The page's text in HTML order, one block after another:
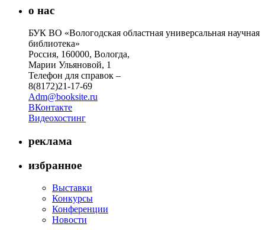
о нас
БУК ВО «Вологодская областная универсальная научная
библиотека»
Россия, 160000, Вологда,
Марии Ульяновой, 1
Телефон для справок –
8(8172)21-17-69
Adm@booksite.ru
ВКонтакте
Видеохостинг
реклама
избранное
Выставки
Конкурсы
Конференции
Новости